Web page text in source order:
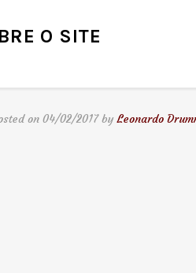
O SITE
on 04/02/2017 byLeonardo